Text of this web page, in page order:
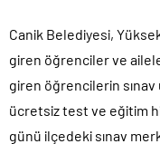
Canik Belediyesi,
giren öğrenciler ve
giren öğrencilerin sınav
ücretsiz test ve eğitim
günü ilçedeki sınav